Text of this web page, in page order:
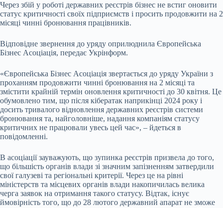
Через збій у роботі державних реєстрів бізнес не встиг оновити
статус критичності своїх підприємств і просить продовжити на 2
місяці чинні бронювання працівників.
Відповідне звернення до уряду оприлюднила Європейська
Бізнес Асоціація, передає Укрінформ.
«Європейська Бізнес Асоціація звертається до уряду України з
проханням продовжити чинні бронювання на 2 місяці та
змістити крайній термін оновлення критичності до 30 квітня. Це
обумовлено тим, що після кібератак наприкінці 2024 року і
досить тривалого відновлення державних реєстрів системи
бронювання та, найголовніше, надання компаніям статусу
критичних не працювали увесь цей час», – йдеться в
повідомленні.
В асоціації зауважують, що зупинка реєстрів призвела до того,
що більшість органів влади зі значним запізненням затвердили
свої галузеві та регіональні критерії. Через це на рівні
міністерств та місцевих органів влади накопичилась велика
черга заявок на отримання такого статусу. Відтак, існує
ймовірність того, що до 28 лютого державний апарат не зможе